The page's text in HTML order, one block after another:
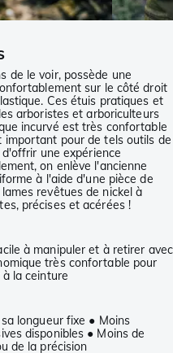
de le voir, possède une
sur le côté droit
Ces étuis pratiques et
arboristes et arboriculteurs
incurvé est très confortable
important pour de tels outils de
une expérience
on enlève l'ancienne
à l'aide d'une pièce de
revêtues de nickel à
précises et acérées !
à manipuler et à retirer avec
très confortable pour
la ceinture
longueur fixe ● Moins
disponibles ● Moins de
de la précision